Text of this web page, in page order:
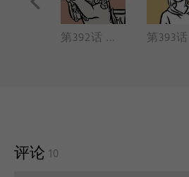
第392话 石狮子2（同事 小西几）
评论 10